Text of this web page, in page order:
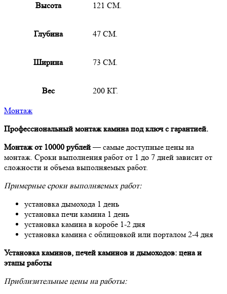
Высота 121 СМ.
Глубина 47 СМ.
Ширина 73 СМ.
Вес 200 КГ.
Монтаж
Профессиональный монтаж камина под ключ с гарантией.
Монтаж от 10000 рублей— самые доступные цены на
монтаж. Сроки выполнения работ от 1 до 7 дней зависит от
сложности и объема выполняемых работ.
Примерные сроки выполняемых работ:
установка дымохода 1 день
установка печи камина 1 день
установка камина в коробе 1-2 дня
установка камина с облицовкой или порталом 2-4 дня
Установка каминов, печей каминов и дымоходов: цена и
этапы работы
Приблизительные цены на работы: